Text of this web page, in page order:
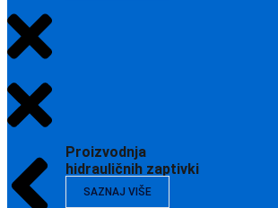
Proizvodnja
hidrauličnih zaptivki
SAZNAJ VIŠE